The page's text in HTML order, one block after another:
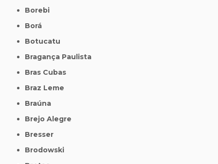
Borebi
Borá
Botucatu
Bragança Paulista
Bras Cubas
Braz Leme
Braúna
Brejo Alegre
Bresser
Brodowski